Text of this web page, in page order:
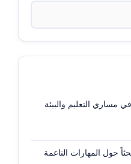
مساري التعليم والبيئة
حول المهارات الناعمة